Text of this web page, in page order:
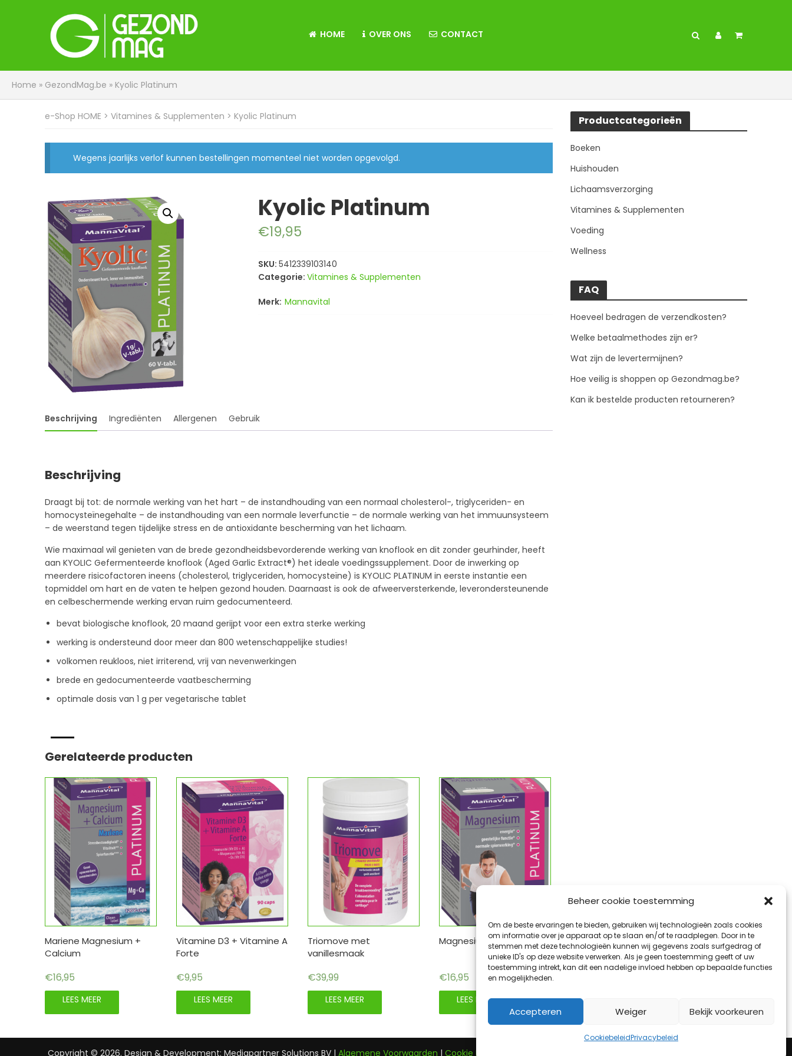
Beheer cookie toestemming
Om de beste ervaringen te bieden, gebruiken wij technologieën zoals cookies
om informatie over je apparaat op te slaan en/of te raadplegen. Door in te
stemmen met deze technologieën kunnen wij gegevens zoals surfgedrag of
unieke ID's op deze website verwerken. Als je geen toestemming geeft of uw
toestemming intrekt, kan dit een nadelige invloed hebben op bepaalde functies
en mogelijkheden.
Accepteren Weiger Bekijk voorkeuren
CookiebeleidPrivacybeleid
HOME OVER ONS CONTACT
Home » GezondMag.be » Kyolic Platinum
e-Shop HOME > Vitamines & Supplementen > Kyolic Platinum
Wegens jaarlijks verlof kunnen bestellingen momenteel niet worden opgevolgd.
Kyolic Platinum
€19,95
SKU: 5412339103140
Categorie: Vitamines & Supplementen
Mannavital
Beschrijving Ingrediënten Allergenen Gebruik
Beschrijving
Draagt bij tot: de normale werking van het hart – de instandhouding van een normaal cholesterol-, triglyceriden- en
homocysteïnegehalte – de instandhouding van een normale leverfunctie – de normale werking van het immuunsysteem
– de weerstand tegen tijdelijke stress en de antioxidante bescherming van het lichaam.
Wie maximaal wil genieten van de brede gezondheidsbevorderende werking van knoflook en dit zonder geurhinder, heeft
aan KYOLIC Gefermenteerde knoflook (Aged Garlic Extract®) het ideale voedingssupplement. Door de inwerking op
meerdere risicofactoren ineens (cholesterol, triglyceriden, homocysteïne) is KYOLIC PLATINUM in eerste instantie een
topmiddel om hart en de vaten te helpen gezond houden. Daarnaast is ook de afweerversterkende, leverondersteunende
en celbeschermende werking ervan ruim gedocumenteerd.
bevat biologische knoflook, 20 maand gerijpt voor een extra sterke werking
werking is ondersteund door meer dan 800 wetenschappelijke studies!
volkomen reukloos, niet irriterend, vrij van nevenwerkingen
brede en gedocumenteerde vaatbescherming
optimale dosis van 1 g per vegetarische tablet
Gerelateerde producten
Mariene Magnesium +
Calcium
€16,95
LEES MEER
Vitamine D3 + Vitamine A
Forte
€9,95
LEES MEER
Triomove met
vanillesmaak
€39,99
LEES MEER
Magnesium Platinum
€16,95
LEES MEER
Productcategorieën
Boeken
Huishouden
Lichaamsverzorging
Vitamines & Supplementen
Voeding
Wellness
FAQ
Hoeveel bedragen de verzendkosten?
Welke betaalmethodes zijn er?
Wat zijn de levertermijnen?
Hoe veilig is shoppen op Gezondmag.be?
Kan ik bestelde producten retourneren?
Copyright © 2026. Design & Development: Mediapartner Solutions BV | Algemene Voorwaarden | Cookie Beleid (EU)